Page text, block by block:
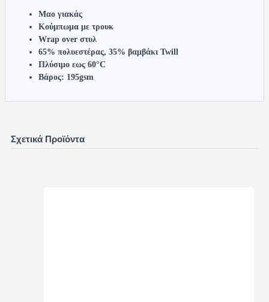
Μαο γιακάς
Κούμπωμα με τρουκ
Wrap over στυλ
65% πολυεστέρας, 35% βαμβάκι Twill
Πλύσιμο εως 60°C
Βάρος: 195gsm
Σχετικά Προϊόντα